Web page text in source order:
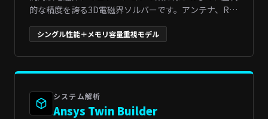
的な精度を誇る3D電磁界ソルバーです。アンテナ、RF/
の設計において、精緻な電磁波の挙動や高周波特性を解
ズ）対策など、最先端のエレクトロニクス・通信分野の
シングル性能＋メモリ容量重視モデル
システム解析
Ansys Twin Builder